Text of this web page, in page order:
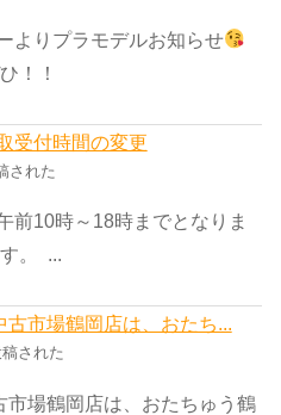
よりプラモデルお知らせ
！！
受付時間の変更
された
前10時～18時までとなりま
。 ...
市場鶴岡店は、おたち...
された
市場鶴岡店は、おたちゅう鶴